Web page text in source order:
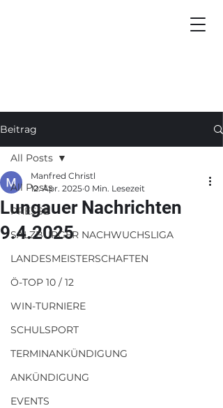
Beitrag
All Posts
PRESSE
SALZBURGER NACHWUCHSLIGA
LANDESMEISTERSCHAFTEN
Ö-TOP 10 / 12
WIN-TURNIERE
SCHULSPORT
TERMINANKÜNDIGUNG
ANKÜNDIGUNG
EVENTS
All Posts
Lungauer Nachrichten
9.4.2025
Manfred Christl
12. Apr. 2025 0 Min. Lesezeit